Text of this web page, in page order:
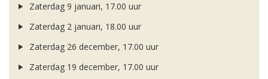
Zaterdag 9 januari, 17.00 uur
Zaterdag 2 januari, 18.00 uur
Zaterdag 26 december, 17.00 uur
Zaterdag 19 december, 17.00 uur